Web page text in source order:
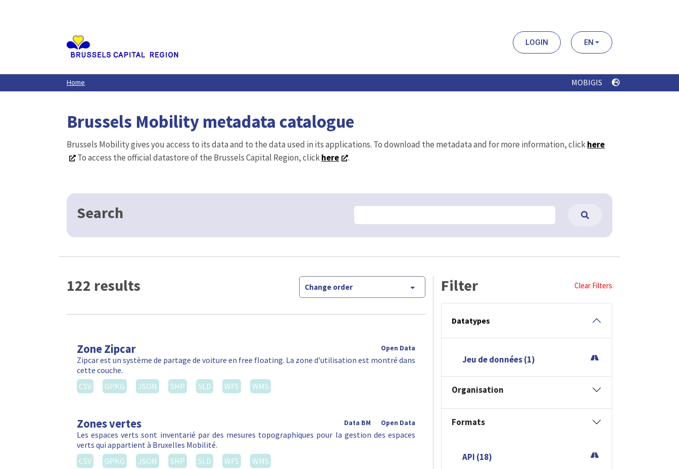
LOGIN EN
Home MOBIGIS
Brussels Mobility metadata catalogue
Brussels Mobility gives you access to its data and to the data used in its applications. To download the metadata and for more information, clickhere
To access the official datastore of the Brussels Capital Region, clickhere .
Search
122 results Change order
Zone Zipcar Open Data
Zipcar est un système de partage de voiture en free floating. La zone d'utilisation est montré dans
cette couche.
CSV
GPKG JSON SHP SLD WFS WMS
Zones vertes Open Data
Data BM
Les espaces verts sont inventarié par des mesures topographiques pour la gestion des espaces
verts qui appartient à Bruxelles Mobilité.
CSV
GPKG JSON SHP SLD WFS WMS
Filter Clear Filters
Datatypes
Jeu de données (1)
Organisation
Formats
API (18)